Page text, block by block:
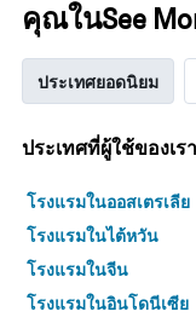
คุณในSee
ประเทศยอดนิยม
ประเทศที่ผู้ใช้ของเ
โรงแรมในออสเตรเลีย
โรงแรมในไต้หวัน
โรงแรมในจีน
โรงแรมในอินโดนีเซีย